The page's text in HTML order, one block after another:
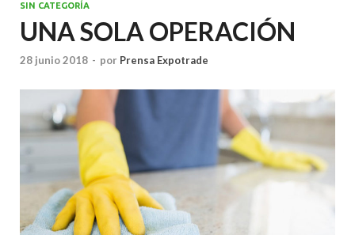
SIN CATEGORÍA
UNA SOLA OPERACIÓN
28 junio 2018 - por Prensa Expotrade